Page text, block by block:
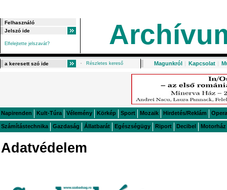
Elfelejtette jelszavát?
Részletes kereső Magunkról | Kapcsolat |
Napirenden Kult-Túra Vélemény Körkép Sport Mozaik Hirdetés/Reklám Opera
Számítástechnika Gazdaság Állatbarát Egészségügy Riport Decibel Motorház
Adatvédelem